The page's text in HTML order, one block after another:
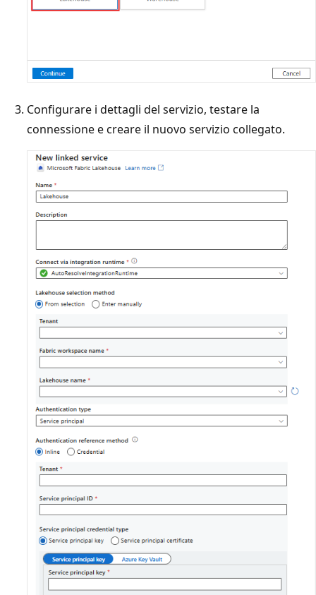
Configurare i dettagli del servizio, testare la
connessione e creare il nuovo servizio collegato.